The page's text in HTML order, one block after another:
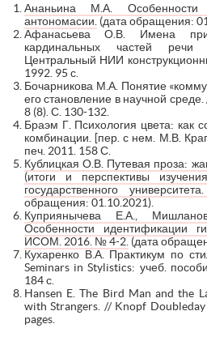
Ананьина М.А. Особенности
антономасии. (дата обращения:
Афанасьева О.В. Имена
кардинальных частей речи
Центральный НИИ
1992. 95 с.
Бочарникова М.А. Понятие
его становление в научной
8 (8). С. 130-132.
Браэм Г. Психология цвета: как
комбинации. [пер. с нем. М.В.
печ. 2011. 158 С.
Кублицкая О.В. Путевая проза:
(итоги и перспективы
государственного
обращения: 01.10.2021).
Куприянычева Е.А.,
Особенности идентификации
ИСОМ. 2016. № 4-2. (дата
Кухаренко В.А. Практикум по
Seminars in Stylistics: учеб.
184 с.
Hansen E. The Bird Man and the
with Strangers. // Knopf
pages.